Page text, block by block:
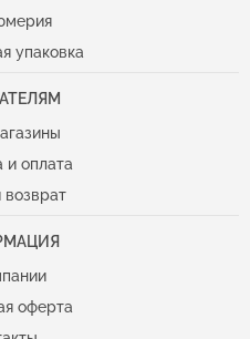
упаковка
и оплата
оферта